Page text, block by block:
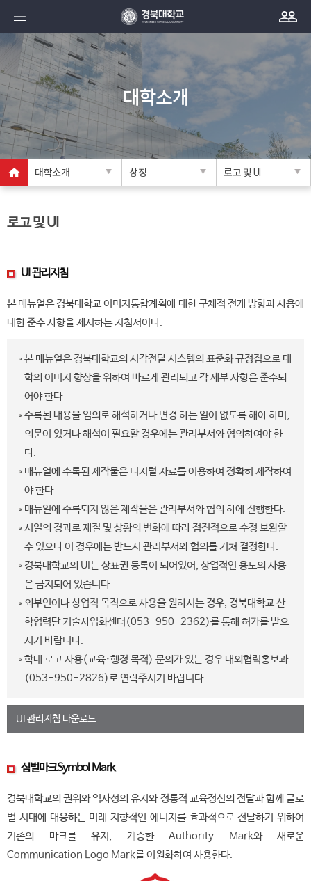
대학소개
대학소개 상징 로고 및 UI
로고 및 UI
UI 관리지침
본 매뉴얼은 경북대학교 이미지통합계획에 대한 구체적 전개 방향과 사용에
대한 준수 사항을 제시하는 지침서이다.
본 매뉴얼은 경북대학교의 시각전달 시스템의 표준화 규정집으로 대
학의 이미지 향상을 위하여 바르게 관리되고 각 세부 사항은 준수되
어야 한다.
수록된 내용을 임의로 해석하거나 변경 하는 일이 없도록 해야 하며,
의문이 있거나 해석이 필요할 경우에는 관리부서와 협의하여야 한
다.
매뉴얼에 수록된 제작물은 디지털 자료를 이용하여 정확히 제작하여
야 한다.
매뉴얼에 수록되지 않은 제작물은 관리부서와 협의 하에 진행한다.
시일의 경과로 재질 및 상황의 변화에 따라 점진적으로 수정 보완할
수 있으나 이 경우에는 반드시 관리부서와 협의를 거쳐 결정한다.
경북대학교의 UI는 상표권 등록이 되어있어, 상업적인 용도의 사용
은 금지되어 있습니다.
외부인이나 상업적 목적으로 사용을 원하시는 경우, 경북대학교 산
학협력단 기술사업화센터(053-950-2362)를 통해 허가를 받으
시기 바랍니다.
학내 로고 사용(교육·행정 목적) 문의가 있는 경우 대외협력홍보과
(053-950-2826)로 연락주시기 바랍니다.
UI 관리지침 다운로드
심벌마크Symbol Mark
경북대학교의 권위와 역사성의 유지와 정통적 교육정신의 전달과 함께 글로
벌 시대에 대응하는 미래 지향적인 에너지를 효과적으로 전달하기 위하여
기존의 마크를 유지, 계승한 Authority Mark와 새로운
Communication Logo Mark를 이원화하여 사용한다.